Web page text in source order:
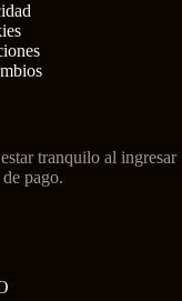
tranquilo al ingresar
pago.